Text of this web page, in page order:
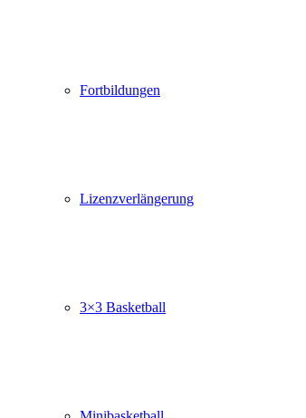
Fortbildungen
Lizenzverlängerung
3×3 Basketball